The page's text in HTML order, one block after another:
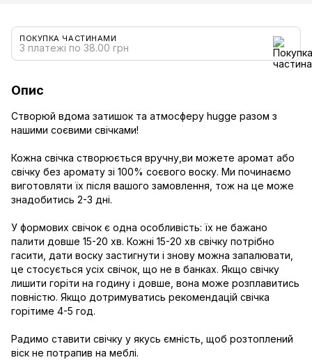
ПОКУПКА ЧАСТИНАМИ
3 платежі по 38.00 грн
Опис
Створюй вдома затишок та атмосферу hugge разом з
нашими соєвими свічками!
Кожна свічка створюється вручну,ви можете аромат або
свічку без аромату зі 100% соєвого воску. Ми починаємо
виготовляти їх після вашого замовлення, тож на це може
знадобитись 2-3 дні.
У формових свічок є одна особливість: їх не бажано
палити довше 15-20 хв. Кожні 15-20 хв свічку потрібно
гасити, дати воску застигнути і знову можна запалювати,
це стосується усіх свічок, що не в банках. Якщо свічку
лишити горіти на годину і довше, вона може розплавитись
повністю. Якщо дотримуватись рекомендацій свічка
горітиме 4-5 год.
Радимо ставити свічку у якусь ємність, щоб розтоплений
віск не потрапив на меблі.